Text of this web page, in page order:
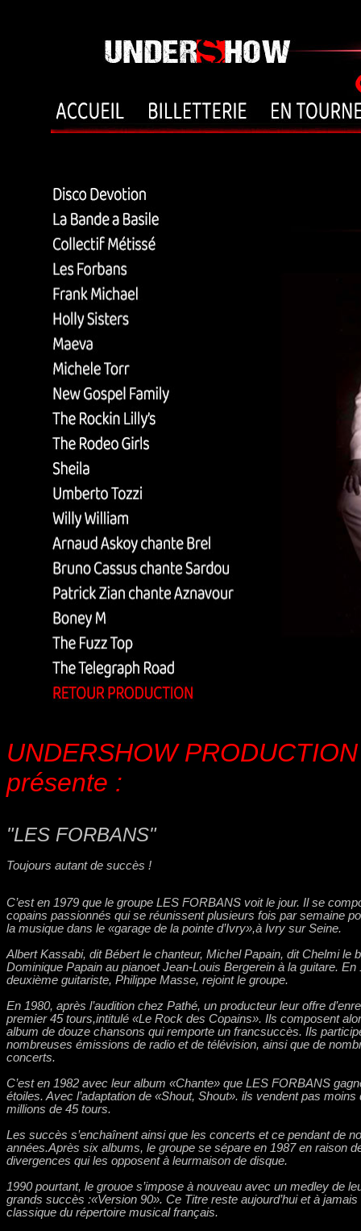
UNDERSHOW
présente :
"LES FORBANS"
Toujours autant de succès !
C’est en 1979 que le groupe LES FORBANS voit le jour. Il se
copains passionnés qui se réunissent plusieurs fois par semaine
la musique dans le «garage de la pointe d’Ivry»,à Ivry sur Seine.
Albert Kassabi, dit Bébert le chanteur, Michel Papain, dit Chelmi le
Dominique Papain au pianoet Jean-Louis Bergerein à la guitare. En
deuxième guitariste, Philippe Masse, rejoint le groupe.
En 1980, après l’audition chez Pathé, un producteur leur offre
premier 45 tours,intitulé «Le Rock des Copains». Ils composent
album de douze chansons qui remporte un francsuccès. Ils
nombreuses émissions de radio et de télévision, ainsi que de
concerts.
C’est en 1982 avec leur album «Chante» que LES FORBANS
étoiles. Avec l’adaptation de «Shout, Shout». ils vendent pas moins
millions de 45 tours.
Les succès s’enchaînent ainsi que les concerts et ce pendant de
années.Après six albums, le groupe se sépare en 1987 en raison
divergences qui les opposent à leurmaison de disque.
1990 pourtant, le grouoe s’impose à nouveau avec un medley de
grands succès :«Version 90». Ce Titre reste aujourd’hui et à jamais
classique du répertoire musical français.